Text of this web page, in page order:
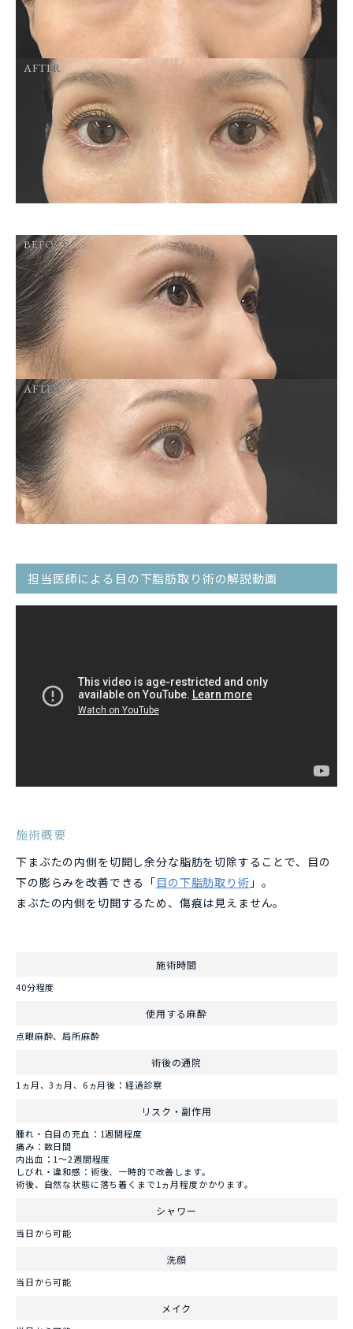
AFTER
BEFORE
AFTER
担当医師による目の下脂肪取り術の解説動画
施術概要
下まぶたの内側を切開し余分な脂肪を切除することで、目の
下の膨らみを改善できる「目の下脂肪取り術 」。
まぶたの内側を切開するため、傷痕は見えません。
施術時間
40分程度
使用する麻酔
点眼麻酔、局所麻酔
術後の通院
1ヵ月、3ヵ月、6ヵ月後：経過診察
リスク・副作用
腫れ・白目の充血：1週間程度
痛み：数日間
内出血：1～2週間程度
しびれ・違和感：術後、一時的で改善します。
術後、自然な状態に落ち着くまで1ヵ月程度かかります。
シャワー
当日から可能
洗顔
当日から可能
メイク